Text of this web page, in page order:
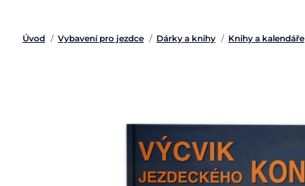
Úvod / Vybavení pro jezdce / Dárky a knihy / Knihy a kalendáře